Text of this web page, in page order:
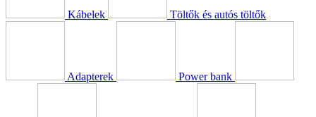
Kábelek Töltők és autós töltők
Adapterek Power bank